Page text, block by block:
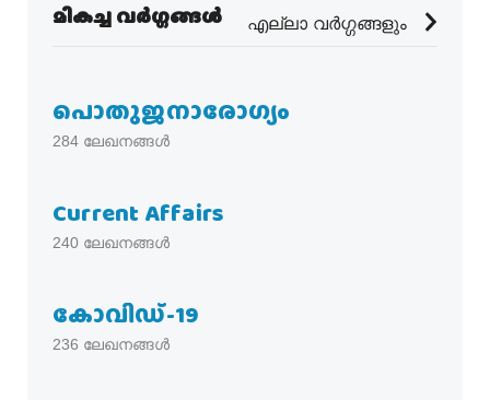
മികച്ച വർഗ്ഗങ്ങൾ എല്ലാ വർഗ്ഗങ്ങളും
പൊതുജനാരോഗ്യം
284 ലേഖനങ്ങൾ
Current Affairs
240 ലേഖനങ്ങൾ
കോവിഡ്-19
236 ലേഖനങ്ങൾ